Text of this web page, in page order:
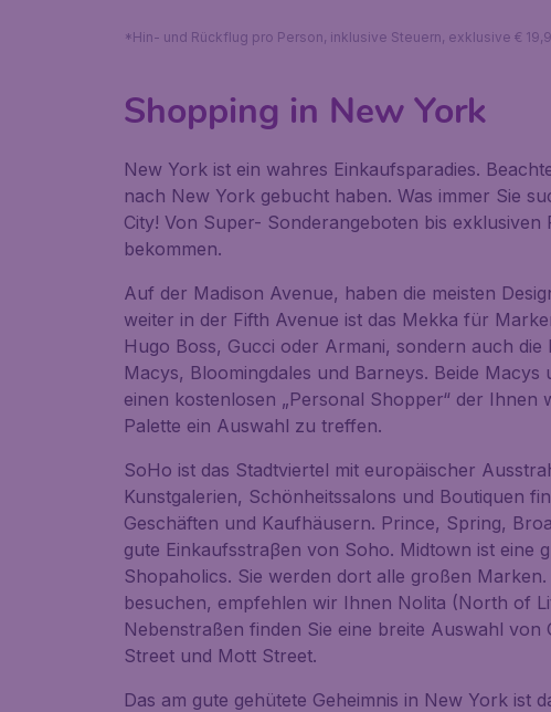
*Hin- und Rückflug pro Person, inklusive Steuern, exklusive €
Shopping in New York
New York ist ein wahres Einkaufsparadies.
nach New York gebucht haben. Was immer Sie
City! Von Super- Sonderangeboten bis
bekommen.
Auf der Madison Avenue, haben die meisten
weiter in der Fifth Avenue ist das Mekka für
Hugo Boss, Gucci oder Armani, sondern auch
Macys, Bloomingdales und Barneys. Beide Macys
einen kostenlosen „Personal Shopper“ der Ihnen
Palette ein Auswahl zu treffen.
SoHo ist das Stadtviertel mit europäischer
Kunstgalerien, Schönheitssalons und Boutiquen
Geschäften und Kaufhäusern. Prince, Spring,
gute Einkaufsstraβen von Soho. Midtown ist eine
Shopaholics. Sie werden dort alle großen
besuchen, empfehlen wir Ihnen Nolita (North of
Nebenstraßen finden Sie eine breite Auswahl von
Street und Mott Street.
Das am gute gehütete Geheimnis in New York ist